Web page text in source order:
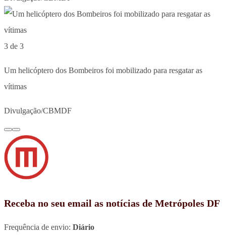
3 de 3
Um helicóptero dos Bombeiros foi mobilizado para resgatar as
vítimas
Divulgação/CBMDF
Receba no seu email as notícias de Metrópoles DF
Frequência de envio: Diário